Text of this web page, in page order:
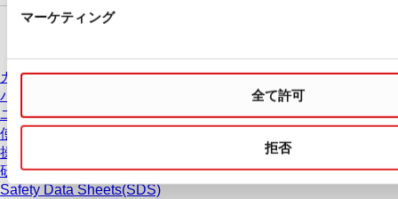
マーケティング
全て許可
拒否
ダウンロードセンター
カタログ
パンフレット
ユーザー情報
使用方法
操作手順
研究
Safety Data Sheets(SDS)